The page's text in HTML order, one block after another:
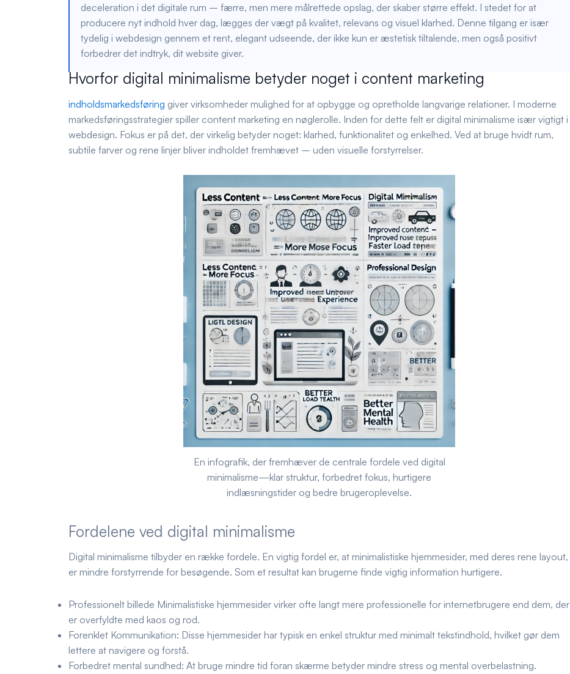
deceleration i det digitale rum – færre, men mere målrettede opslag, der skaber større effekt. I stedet for at
producere nyt indhold hver dag, lægges der vægt på kvalitet, relevans og visuel klarhed. Denne tilgang er især
tydelig i webdesign gennem et rent, elegant udseende, der ikke kun er æstetisk tiltalende, men også positivt
forbedrer det indtryk, dit website giver.
Hvorfor digital minimalisme betyder noget i content marketing
indholdsmarkedsføring giver virksomheder mulighed for at opbygge og opretholde langvarige relationer. I moderne
markedsføringsstrategier spiller content marketing en nøglerolle. Inden for dette felt er digital minimalisme især vigtigt i
webdesign. Fokus er på det, der virkelig betyder noget: klarhed, funktionalitet og enkelhed. Ved at bruge hvidt rum,
subtile farver og rene linjer bliver indholdet fremhævet – uden visuelle forstyrrelser.
En infografik, der fremhæver de centrale fordele ved digital
minimalisme—klar struktur, forbedret fokus, hurtigere
indlæsningstider og bedre brugeroplevelse.
Fordelene ved digital minimalisme
Digital minimalisme tilbyder en række fordele. En vigtig fordel er, at minimalistiske hjemmesider, med deres rene layout,
er mindre forstyrrende for besøgende. Som et resultat kan brugerne finde vigtig information hurtigere.
Professionelt billede Minimalistiske hjemmesider virker ofte langt mere professionelle for internetbrugere end dem, der
er overfyldte med kaos og rod.
Forenklet Kommunikation: Disse hjemmesider har typisk en enkel struktur med minimalt tekstindhold, hvilket gør dem
lettere at navigere og forstå.
Forbedret mental sundhed: At bruge mindre tid foran skærme betyder mindre stress og mental overbelastning.